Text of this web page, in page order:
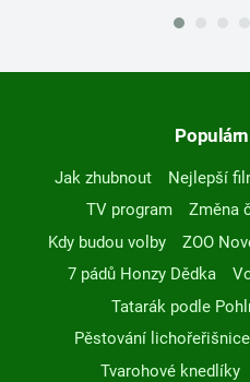
Jak zhubnout Nejlepší
TV program
Změna
Kdy budou volby
ZOO
7 pádů Honzy Dědka
Tatarák podle
Pěstování lichořeřišnice
Tvarohové knedlíky